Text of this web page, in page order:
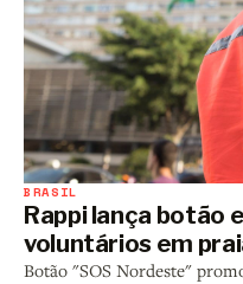
BRASIL
Rappi lança botão
voluntários em
Botão "SOS Nordeste"